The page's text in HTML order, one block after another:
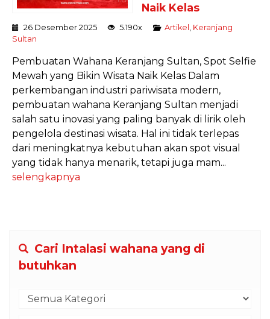
Naik Kelas
26 Desember 2025 5.190x Artikel
Keranjang
Sultan
Pembuatan Wahana Keranjang Sultan, Spot Selfie
Mewah yang Bikin Wisata Naik Kelas Dalam
perkembangan industri pariwisata modern,
pembuatan wahana Keranjang Sultan menjadi
salah satu inovasi yang paling banyak di lirik oleh
pengelola destinasi wisata. Hal ini tidak terlepas
dari meningkatnya kebutuhan akan spot visual
yang tidak hanya menarik, tetapi juga mam...
selengkapnya
Cari Intalasi wahana yang di
butuhkan